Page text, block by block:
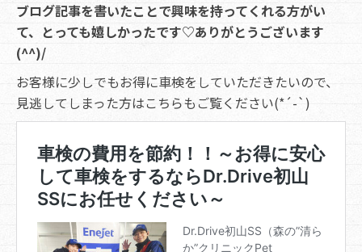
ブログ記事を書いたことで興味を持ってくれる方がい
て、とっても嬉しかったです♡ありがとうございます
(^^)/
お客様に少しでもお得に車検をしていただきたいので、
見逃してしまった方はこちらもご覧ください(*´-`)